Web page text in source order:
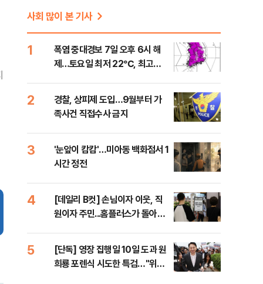
사회 많이 본 기사
1
폭염 중대경보 7일 오후 6시 해
제…토요일 최저 22℃, 최고
2
경찰, 상피제 도입…9월부터 가
족사건 직접수사 금지
3
'눈앞이 캄캄'…미아동 백화점서 1
시간 정전
4
[데일리 B컷] 손님이자 이웃, 직
원이자 주민...홈플러스가 돌아왔
5
[단독] 영장 집행일 10일 도과 원
희룡 포렌식 시도한 특검…"위법